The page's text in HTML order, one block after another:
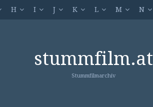
H I J K L M N
stummfilm.at
Stummfilmarchiv